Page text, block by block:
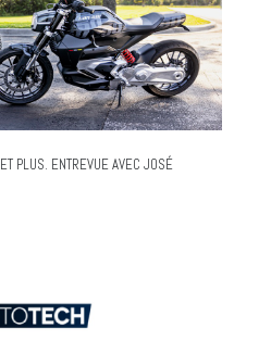
PLUS. ENTREVUE AVEC JOSÉ